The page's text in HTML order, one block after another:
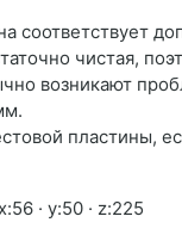
соответствует
чистая,
возникают
пластины,
· y:50 · z:225